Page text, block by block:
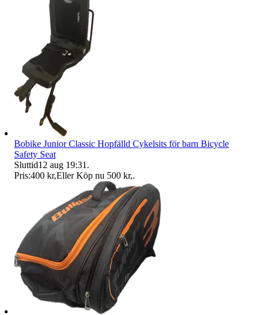
Bobike Junior Classic Hopfälld Cykelsits för barn Bicycle
Safety Seat
Sluttid12 aug 19:31 .
Pris:400 kr,Eller Köp nu 500 kr,.